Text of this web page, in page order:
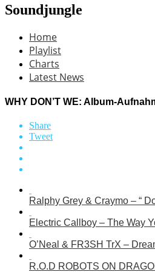
Soundjungle
Home
Playlist
Charts
Latest News
WHY DON’T WE: Album-
Share
Tweet
Ralphy Grey & Craymo – “
Electric Callboy – The Way
O’Neal & FR3SH TrX –
R.O.D ROBOTS ON